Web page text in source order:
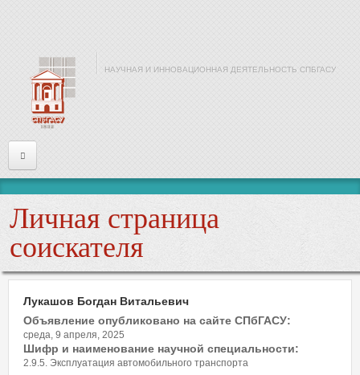
НАУЧНАЯ И ИННОВАЦИОННАЯ ДЕЯТЕЛЬНОСТЬ СПБГАСУ
Информация
Войти
Имя или почта*
Пароль*
Личная страница
соискателя
Лукашов Богдан Витальевич
Объявление опубликовано на сайте СПбГАСУ:
среда, 9 апреля, 2025
Шифр и наименование научной специальности:
2.9.5. Эксплуатация автомобильного транспорта